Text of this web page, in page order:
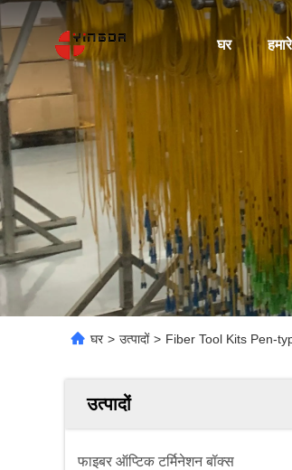
घर
घर > उत्पादों > Fiber Tool Kits Pen-
उत्पादों
फाइबर ऑप्टिक टर्मिनेशन बॉक्स